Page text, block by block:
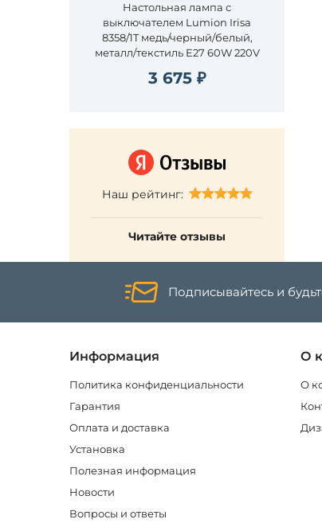
Настольная лампа с
выключателем Lumion Irisa
8358/1T медь/черный/белый,
металл/текстиль E27 60W 220V
3 675 ₽
Наш рейтинг:
Читайте отзывы
Подписывайтесь и
Информация
Политика конфиденциальности
Гарантия
Оплата и доставка
Установка
Полезная информация
Новости
Вопросы и ответы
О
О